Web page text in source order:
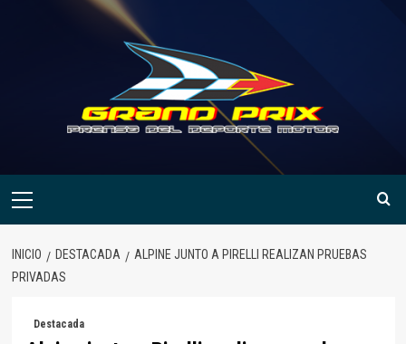
Menú
INICIO DESTACADA
ALPINE JUNTO A PIRELLI REALIZAN PRUEBAS
PRIVADAS
Destacada